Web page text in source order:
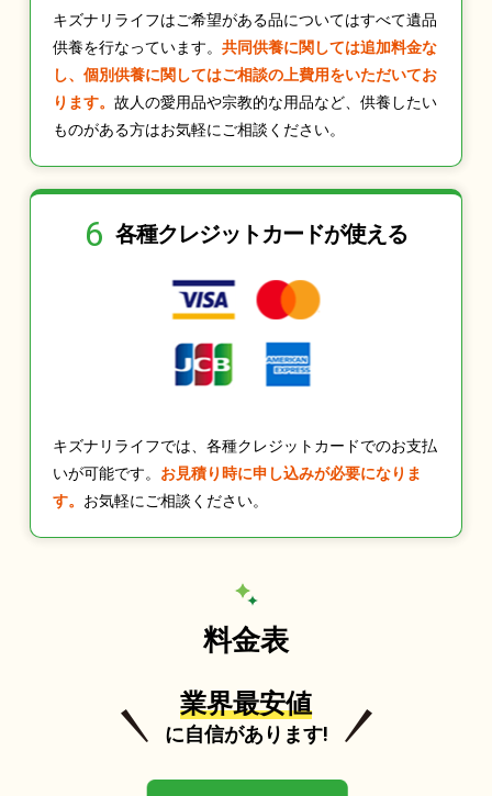
キズナリライフはご希望がある品についてはすべて遺品
供養を行なっています。 共同供養に関しては追加料金な
し、個別供養に関してはご相談の上費用をいただいてお
ります。 故人の愛用品や宗教的な用品など、供養したい
ものがある方はお気軽にご相談ください。
6 各種クレジットカードが使える
キズナリライフでは、各種クレジットカードでのお支払
いが可能です。 お見積り時に申し込みが必要になりま
す。 お気軽にご相談ください。
料金表
業界最安値
に自信があります!